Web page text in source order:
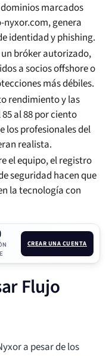
marcados
genera
identidad y phishing.
un bróker autorizado,
a socios offshore o
más débiles.
rendimiento y las
al 88 por ciento
los profesionales del
realista.
el equipo, el registro
seguridad hacen que
la tecnología con
CREAR UNA CUENTA
Flujo
a pesar de los